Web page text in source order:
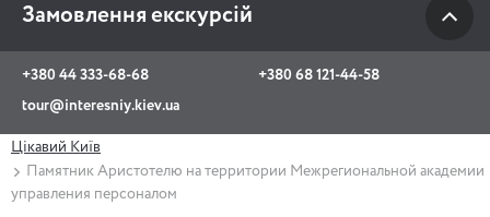
Замовлення екскурсій
+380 44 333-68-68
+380 68 121-44-58
tour@interesniy.kiev.ua
Viber WhatsApp
Цікавий Київ
Памятник Аристотелю на территории Межрегиональной академии
управления персоналом